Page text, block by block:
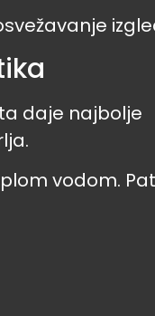
daje najbolje
vodom.